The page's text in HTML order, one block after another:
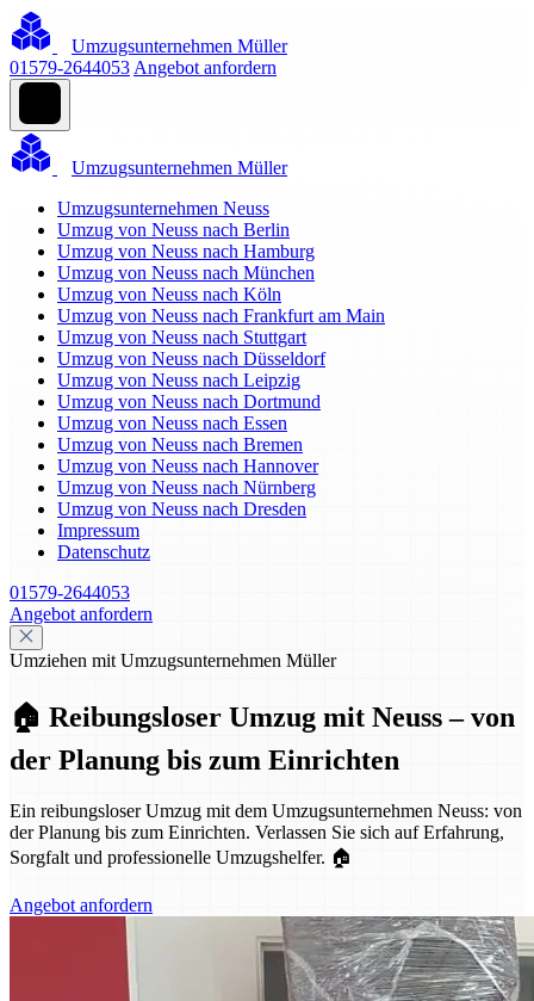
Umzugsunternehmen Müller
01579-2644053 Angebot anfordern
Umzugsunternehmen Müller
Umzugsunternehmen Neuss
Umzug von Neuss nach Berlin
Umzug von Neuss nach Hamburg
Umzug von Neuss nach München
Umzug von Neuss nach Köln
Umzug von Neuss nach Frankfurt am Main
Umzug von Neuss nach Stuttgart
Umzug von Neuss nach Düsseldorf
Umzug von Neuss nach Leipzig
Umzug von Neuss nach Dortmund
Umzug von Neuss nach Essen
Umzug von Neuss nach Bremen
Umzug von Neuss nach Hannover
Umzug von Neuss nach Nürnberg
Umzug von Neuss nach Dresden
Impressum
Datenschutz
01579-2644053
Angebot anfordern
Umziehen mit Umzugsunternehmen Müller
🏠 Reibungsloser Umzug mit Neuss – von
der Planung bis zum Einrichten
Ein reibungsloser Umzug mit dem Umzugsunternehmen Neuss: von
der Planung bis zum Einrichten. Verlassen Sie sich auf Erfahrung,
Sorgfalt und professionelle Umzugshelfer. 🏠
Angebot anfordern